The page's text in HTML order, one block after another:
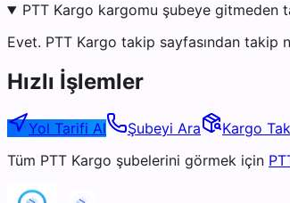
PTT Kargo kargomu şubeye gitmeden
Evet. PTT Kargo takip sayfasından takip
Hızlı İşlemler
Yol Tarifi Al Şubeyi Ara
Kargo
Tüm PTT Kargo şubelerini görmek için